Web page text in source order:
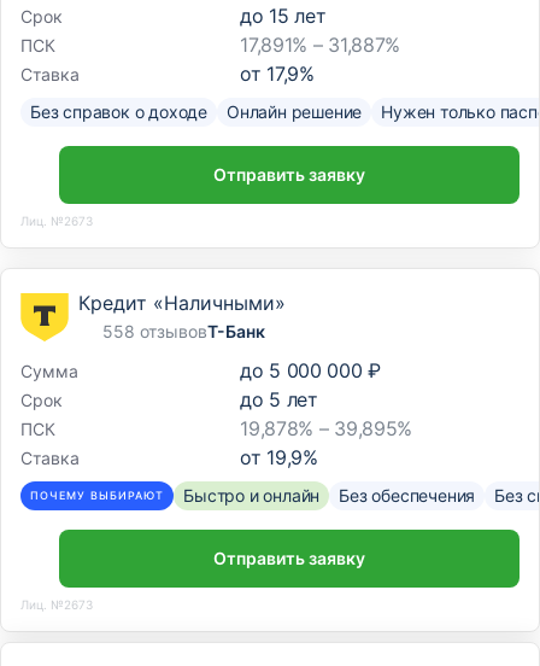
Срок до 15 лет
ПСК 17,891% – 31,887%
Ставка от 17,9%
Без справок о доходе Онлайн решение Нужен только
Отправить заявку
Лиц. №2673
Кредит «Наличными»
558 отзывовТ-Банк
Сумма
до 5 000 000 ₽
Срок до 5 лет
ПСК 19,878% – 39,895%
Ставка от 19,9%
ПОЧЕМУ ВЫБИРАЮТ Быстро и онлайн Без обеспечения Без
Отправить заявку
Лиц. №2673